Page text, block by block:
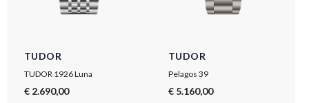
TUDOR
TUDOR 1926 Luna
€ 2.690,00
TUDOR
Pelagos 39
€ 5.160,00